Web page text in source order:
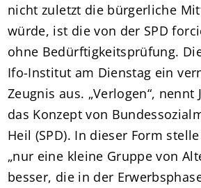
nicht zuletzt die bürgerliche
würde, ist die von der SPD
ohne Bedürftigkeitsprüfung.
Ifo-Institut am Dienstag ein
Zeugnis aus. „Verlogen“, nennt
das Konzept von
Heil (SPD). In dieser Form
„nur eine kleine Gruppe von
besser, die in der